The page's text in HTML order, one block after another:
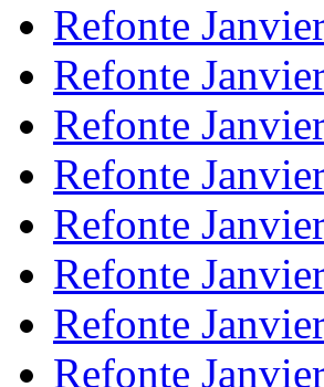
Refonte
Refonte
Refonte
Refonte
Refonte
Refonte
Refonte
Refonte